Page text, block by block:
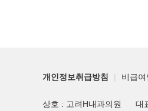
개인정보취급방침 | 비급여
상호 : 고려H내과의원 대